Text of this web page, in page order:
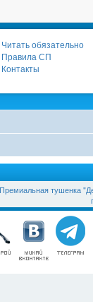
Читать обязательно
Правила СП
Контакты
Премиальная тушенка